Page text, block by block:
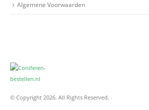
Algemene Voorwaarden
© Copyright 2026. All Rights Reserved.